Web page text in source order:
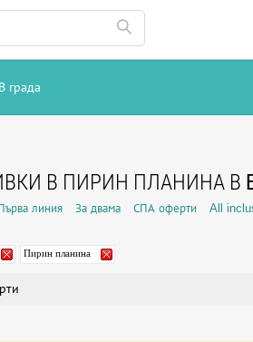
В града
В ПИРИН ПЛАНИНА В
линия За двама СПА оферти All
Пирин планина